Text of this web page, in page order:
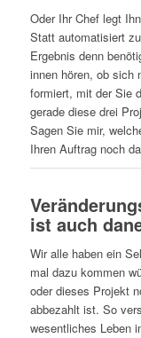
Oder Ihr Chef legt
Statt automatisiert
Ergebnis denn
innen hören, ob sich
formiert, mit der Sie
gerade diese drei
Sagen Sie mir,
Ihren Auftrag noch
ist auch
Wir alle haben ein
mal dazu kommen
oder dieses Projekt
abbezahlt ist. So
wesentliches Leben